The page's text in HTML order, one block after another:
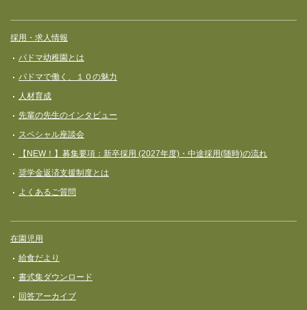
採用・求人情報
パドマ幼稚園とは
パドマで働く、１０の魅力
人材育成
先輩の先生のインタビュー
スペシャル座談会
【NEW！】募集要項：新卒採用 (2027年度)・中途採用(随時)の流れ
奨学⾦返済⽀援制度とは
よくあるご質問
在園児用
給食だより
書式集ダウンロード
回答アーカイブ